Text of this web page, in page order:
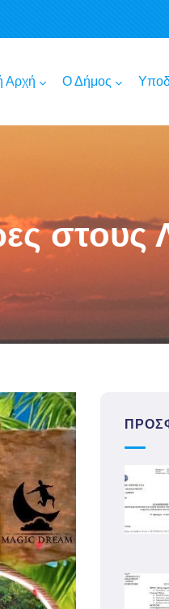
Αρχή Ο Δήμος
στους